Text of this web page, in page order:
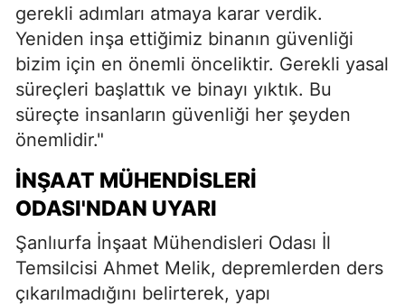
gerekli adımları atmaya karar verdik.
Yeniden inşa ettiğimiz binanın güvenliği
bizim için en önemli önceliktir. Gerekli yasal
süreçleri başlattık ve binayı yıktık. Bu
süreçte insanların güvenliği her şeyden
önemlidir."
İNŞAAT MÜHENDISLERI
ODASI'NDAN UYARI
Şanlıurfa İnşaat Mühendisleri Odası İl
Temsilcisi Ahmet Melik, depremlerden ders
çıkarılmadığını belirterek, yapı